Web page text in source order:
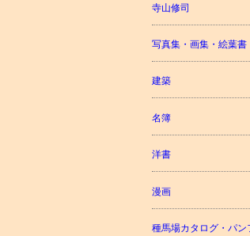
寺山修司
写真集・画集・絵葉書
建築
名簿
洋書
漫画
種馬場カタログ・パン